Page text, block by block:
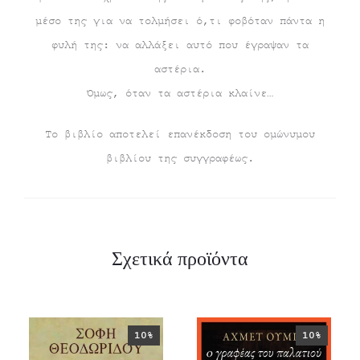
μέσο της για να τολμήσει ό,τι φοβόταν πάντα η
φυλή της: να αλλάξει αυτό που έγραψαν τα
αστέρια.
Όμως, όταν τα αστέρια κλαίνε…
Το βιβλίο αποτελεί επανέκδοση του ομώνυμου
βιβλίου της συγγραφέως.
Σχετικά προϊόντα
10% 10%